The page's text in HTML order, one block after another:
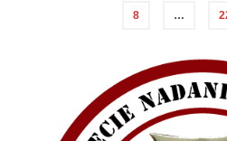
8 …